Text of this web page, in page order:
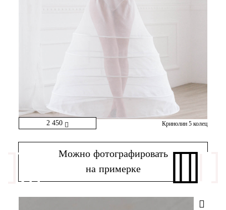
2 450 Кринолин 5 колец
Можно фотографировать
на примерке